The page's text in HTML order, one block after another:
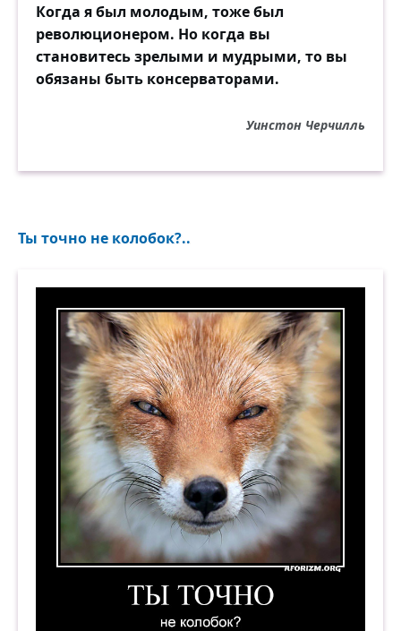
Когда я был молодым, тоже был
революционером. Но когда вы
становитесь зрелыми и мудрыми, то вы
обязаны быть консерваторами.
Уинстон Черчилль
Ты точно не колобок?..